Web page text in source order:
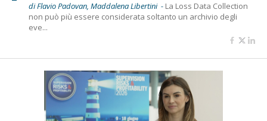
di Flavio Padovan, Maddalena Libertini - La Loss Data Collection
non può più essere considerata soltanto un archivio degli
eve...